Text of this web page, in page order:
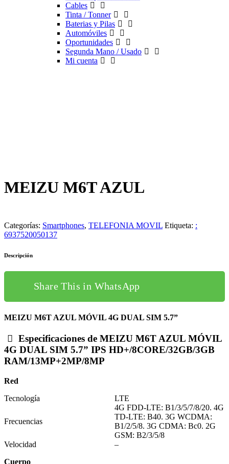
Cables
Tinta / Tonner
Baterias y Pilas
Automóviles
Oportunidades
Segunda Mano / Usado
Mi cuenta
MEIZU M6T AZUL
Categorías: Smartphones, TELEFONIA MOVIL Etiqueta: :
6937520050137
Descripción
Share This in WhatsApp
MEIZU M6T AZUL MÓVIL 4G DUAL SIM 5.7”
Especificaciones de MEIZU M6T AZUL MÓVIL
4G DUAL SIM 5.7” IPS HD+/8CORE/32GB/3GB
RAM/13MP+2MP/8MP
Red
Tecnología
LTE
Frecuencias
4G FDD-LTE: B1/3/5/7/8/20. 4G
TD-LTE: B40. 3G WCDMA:
B1/2/5/8. 3G CDMA: Bc0. 2G
GSM: B2/3/5/8
Velocidad
–
Cuerpo